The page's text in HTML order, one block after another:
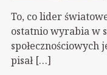
To, co lider
ostatnio wyrabia w
społecznościowych
pisał […]